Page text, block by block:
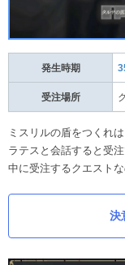
発生時期
受注場所
ミスリルの盾をつくれ
ラテスと会話すると受
中に受注するクエスト
決